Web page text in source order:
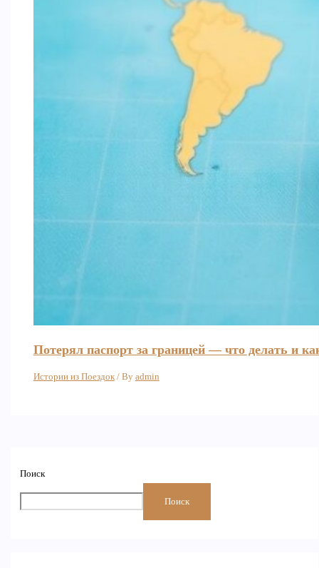
Поиск
Поиск
Потерял паспорт за границей — что делать и
Истории из Поездок/ By admin